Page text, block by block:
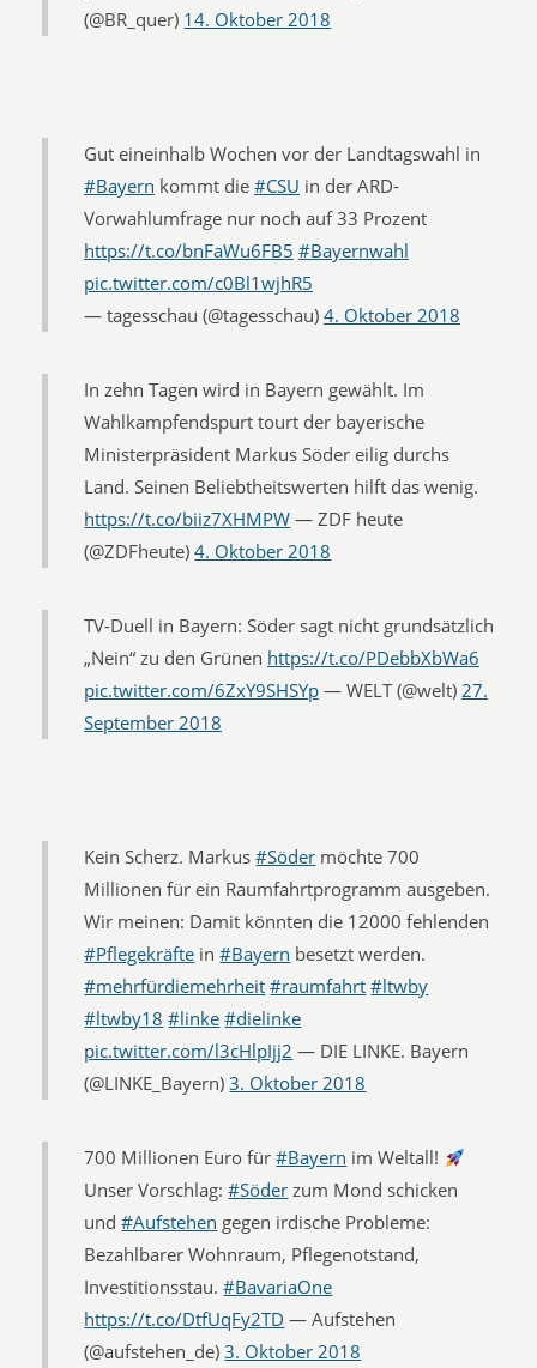
(@BR_quer) 14. Oktober 2018
Gut eineinhalb Wochen vor der Landtagswahl in
#Bayern kommt die#CSU in der ARD-
Vorwahlumfrage nur noch auf 33 Prozent
https://t.co/bnFaWu6FB5 #Bayernwahl
pic.twitter.com/c0Bl1wjhR5
— tagesschau (@tagesschau)4. Oktober 2018
In zehn Tagen wird in Bayern gewählt. Im
Wahlkampfendspurt tourt der bayerische
Ministerpräsident Markus Söder eilig durchs
Land. Seinen Beliebtheitswerten hilft das wenig.
https://t.co/biiz7XHMPW — ZDF heute
(@ZDFheute)4. Oktober 2018
TV-Duell in Bayern: Söder sagt nicht grundsätzlich
„Nein“ zu den Grünen https://t.co/PDebbXbWa6
pic.twitter.com/6ZxY9SHSYp — WELT (@welt)27.
September 2018
Kein Scherz. Markus#Söder möchte 700
Millionen für ein Raumfahrtprogramm ausgeben.
Wir meinen: Damit könnten die 12000 fehlenden
#Pflegekräfte in#Bayern besetzt werden.
#mehrfürdiemehrheit #raumfahrt #ltwby
#ltwby18 #linke #dielinke
pic.twitter.com/l3cHlpIjj2 — DIE LINKE. Bayern
(@LINKE_Bayern)3. Oktober 2018
700 Millionen Euro für#Bayern im Weltall!
Unser Vorschlag:#Söder zum Mond schicken
und#Aufstehen gegen irdische Probleme:
Bezahlbarer Wohnraum, Pflegenotstand,
Investitionsstau.#BavariaOne
https://t.co/DtfUqFy2TD — Aufstehen
(@aufstehen_de)3. Oktober 2018